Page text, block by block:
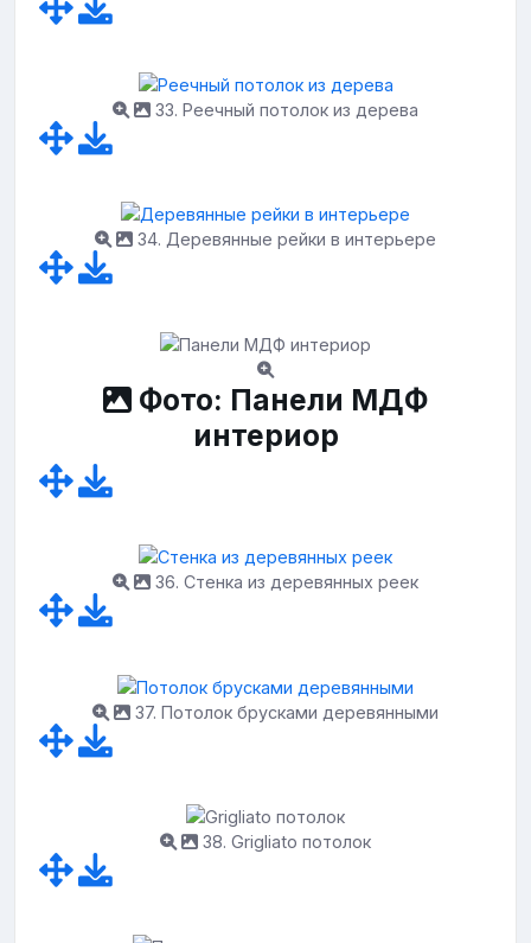
33. Реечный потолок из дерева
34. Деревянные рейки в интерьере
Фото: Панели МДФ
интериор
36. Стенка из деревянных реек
37. Потолок брусками деревянными
38. Grigliato потолок